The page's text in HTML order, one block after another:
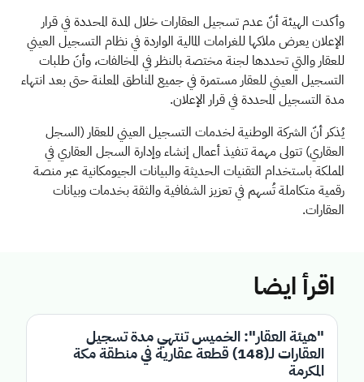
وأكدت الهيئة أنّ عدم تسجيل العقارات خلال المدة المحددة في قرار
الإعلان يعرض ملاكها للغرامات المالية الواردة في نظام التسجيل العيني
للعقار والتي تحددها لجنة مختصة بالنظر في المخالفات، وأنَ طلبات
التسجيل العيني للعقار مستمرة في جميع المناطق المعلنة حتى بعد انتهاء
مدة التسجيل المحددة في قرار الإعلان.
يُذكر أنّ الشركة الوطنية لخدمات التسجيل العيني للعقار (السجل
العقاري) تتولى مهمة تنفيذ أعمال إنشاء وإدارة السجل العقاري في
المملكة باستخدام التقنيات الحديثة والبيانات الجيومكانية عبر منصة
رقمية متكاملة تُسهم في تعزيز الشفافية والثقة بخدمات وبيانات
العقارات.
اقرأ ايضا
"هيئة العقار": الخميس تنتهي مدة تسجيل
العقارات لـ(148) قطعة عقارية في منطقة مكة
المكرمة